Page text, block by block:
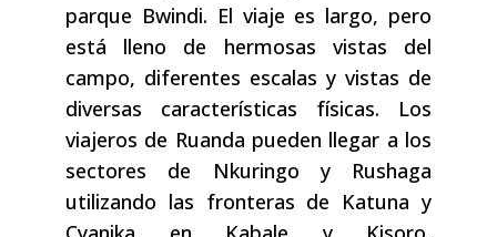
parque Bwindi. El viaje es largo, pero
está lleno de hermosas vistas del
campo, diferentes escalas y vistas de
diversas características físicas. Los
viajeros de Ruanda pueden llegar a los
sectores de Nkuringo y Rushaga
utilizando las fronteras de Katuna y